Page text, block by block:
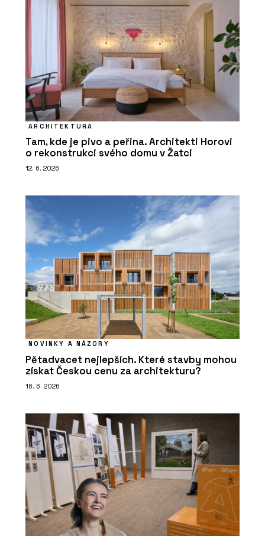
ARCHITEKTURA
Tam, kde je pivo a peřina. Architekti Horovi
o rekonstrukci svého domu v Žatci
12. 6. 2026
NOVINKY A NÁZORY
Pětadvacet nejlepších. Které stavby mohou
získat Českou cenu za architekturu?
16. 6. 2026